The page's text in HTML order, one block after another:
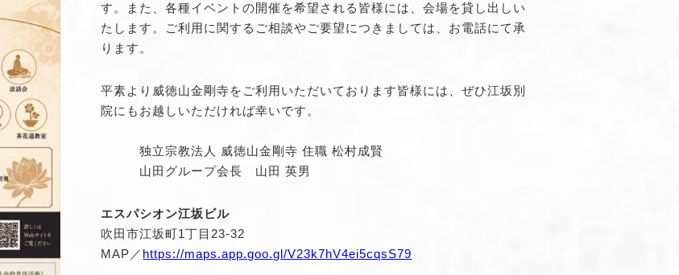
す。また、各種イベントの開催を希望される皆様には、会場を貸し出しい
たします。ご利用に関するご相談やご要望につきましては、お電話にて承
ります。
平素より威徳山金剛寺をご利用いただいております皆様には、ぜひ江坂別
院にもお越しいただければ幸いです。
独立宗教法人 威徳山金剛寺 住職 松村成賢
山田グループ会長 山田 英男
エスパシオン江坂ビル
吹田市江坂町1丁目23-32
MAP／ https://maps.app.goo.gl/V23k7hV4ei5cqsS79